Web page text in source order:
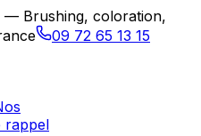
— Brushing, coloration,
09 72 65 13 15
rappel